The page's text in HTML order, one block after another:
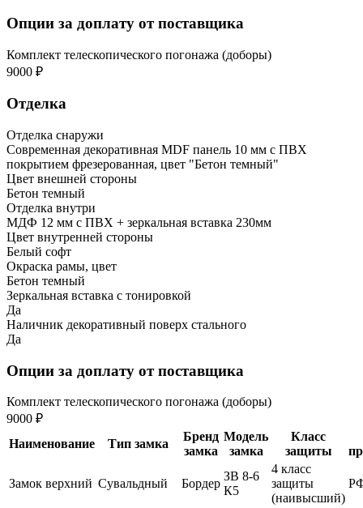
Опции за доплату от поставщика
Комплект телескопического погонажа (доборы)
9000 ₽
Отделка
Отделка снаружи
Современная декоративная MDF панель 10 мм с ПВХ
покрытием фрезерованная, цвет "Бетон темный"
Цвет внешней стороны
Бетон темный
Отделка внутри
МДФ 12 мм с ПВХ + зеркальная вставка 230мм
Цвет внутренней стороны
Белый софт
Окраска рамы, цвет
Бетон темный
Зеркальная вставка с тонировкой
Да
Наличник декоративный поверх стального
Да
Опции за доплату от поставщика
Комплект телескопического погонажа (доборы)
9000 ₽
Наименование
Тип замка
Бренд
замка
Модель
замка
Класс
защиты
Замок верхний Сувальдный Бордер
ЗВ 8-6
К5
4 класс
защиты
(наивысший)